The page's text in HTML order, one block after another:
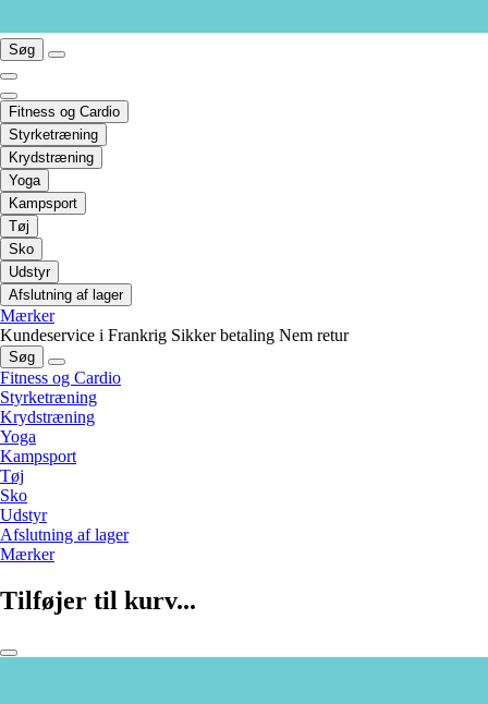
Søg
Fitness og Cardio
Styrketræning
Krydstræning
Yoga
Kampsport
Tøj
Sko
Udstyr
Afslutning af lager
Mærker
Kundeservice i Frankrig Sikker betaling Nem retur
Søg
Fitness og Cardio
Styrketræning
Krydstræning
Yoga
Kampsport
Tøj
Sko
Udstyr
Afslutning af lager
Mærker
Tilføjer til kurv...